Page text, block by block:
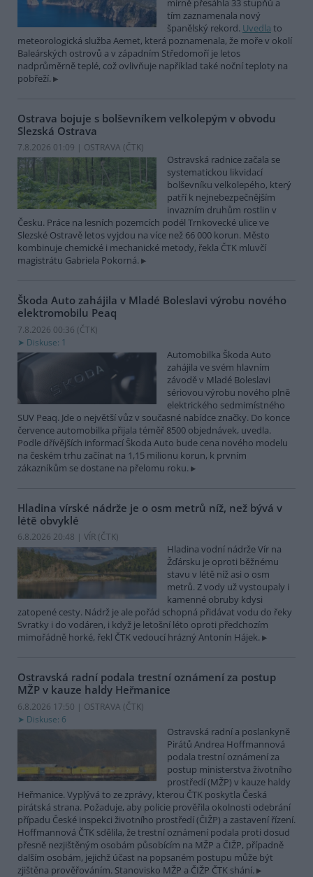
mírně přesáhla 33 stupňů a
tím zaznamenala nový
španělský rekord. Uvedla to
meteorologická služba Aemet, která poznamenala, že moře v okolí
Baleárských ostrovů a v západním Středomoří je letos
nadprůměrně teplé, což ovlivňuje například také noční teploty na
pobřeží.
Ostrava bojuje s bolševníkem velkolepým v obvodu
Slezská Ostrava
7.8.2026 01:09 | OSTRAVA (ČTK)
Ostravská radnice začala se
systematickou likvidací
bolševníku velkolepého, který
patří k nejnebezpečnějším
invazním druhům rostlin v
Česku. Práce na lesních pozemcích podél Trnkovecké ulice ve
Slezské Ostravě letos vyjdou na více než 66 000 korun. Město
kombinuje chemické i mechanické metody, řekla ČTK mluvčí
magistrátu Gabriela Pokorná.
Škoda Auto zahájila v Mladé Boleslavi výrobu nového
elektromobilu Peaq
7.8.2026 00:36 (ČTK)
Diskuse: 1
Automobilka Škoda Auto
zahájila ve svém hlavním
závodě v Mladé Boleslavi
sériovou výrobu nového plně
elektrického sedmimístného
SUV Peaq. Jde o největší vůz v současné nabídce značky. Do konce
července automobilka přijala téměř 8500 objednávek, uvedla.
Podle dřívějších informací Škoda Auto bude cena nového modelu
na českém trhu začínat na 1,15 milionu korun, k prvním
zákazníkům se dostane na přelomu roku.
Hladina vírské nádrže je o osm metrů níž, než bývá v
létě obvyklé
6.8.2026 20:48 | VÍR (ČTK)
Hladina vodní nádrže Vír na
Žďársku je oproti běžnému
stavu v létě níž asi o osm
metrů. Z vody už vystoupaly i
kamenné obruby kdysi
zatopené cesty. Nádrž je ale pořád schopná přidávat vodu do řeky
Svratky i do vodáren, i když je letošní léto oproti předchozím
mimořádně horké, řekl ČTK vedoucí hrázný Antonín Hájek.
Ostravská radní podala trestní oznámení za postup
MŽP v kauze haldy Heřmanice
6.8.2026 17:50 | OSTRAVA (ČTK)
Diskuse: 6
Ostravská radní a poslankyně
Pirátů Andrea Hoffmannová
podala trestní oznámení za
postup ministerstva životního
prostředí (MŽP) v kauze haldy
Heřmanice. Vyplývá to ze zprávy, kterou ČTK poskytla Česká
pirátská strana. Požaduje, aby policie prověřila okolnosti odebrání
případu České inspekci životního prostředí (ČIŽP) a zastavení řízení.
Hoffmannová ČTK sdělila, že trestní oznámení podala proti dosud
přesně nezjištěným osobám působícím na MŽP a ČIŽP, případně
dalším osobám, jejichž účast na popsaném postupu může být
zjištěna prověřováním. Stanovisko MŽP a ČIŽP ČTK shání.